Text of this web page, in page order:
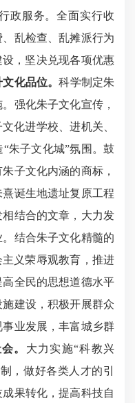
政服务。全面实行收
乱检查、乱摊派行为
设，坚决兑现各项优惠
文化品位。科学制定朱
强化朱子文化宣传，
化进学校、进机关、
朱子文化城”氛围。鼓
子文化内涵的商标，
诞生地遗址复原工程
结合的文章， 大力发
结合朱子文化精髓的
主义荣辱观教育，推进
高全民的思想道德水平
施建设，积极开展群众
业发展，丰富城乡群
。 大力 实施“科教兴
，做好各类人才的引
成果转化，提高科技自